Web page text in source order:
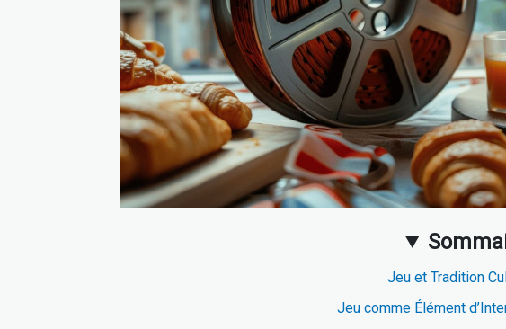
Jeu et Tradition
Jeu comme Élément